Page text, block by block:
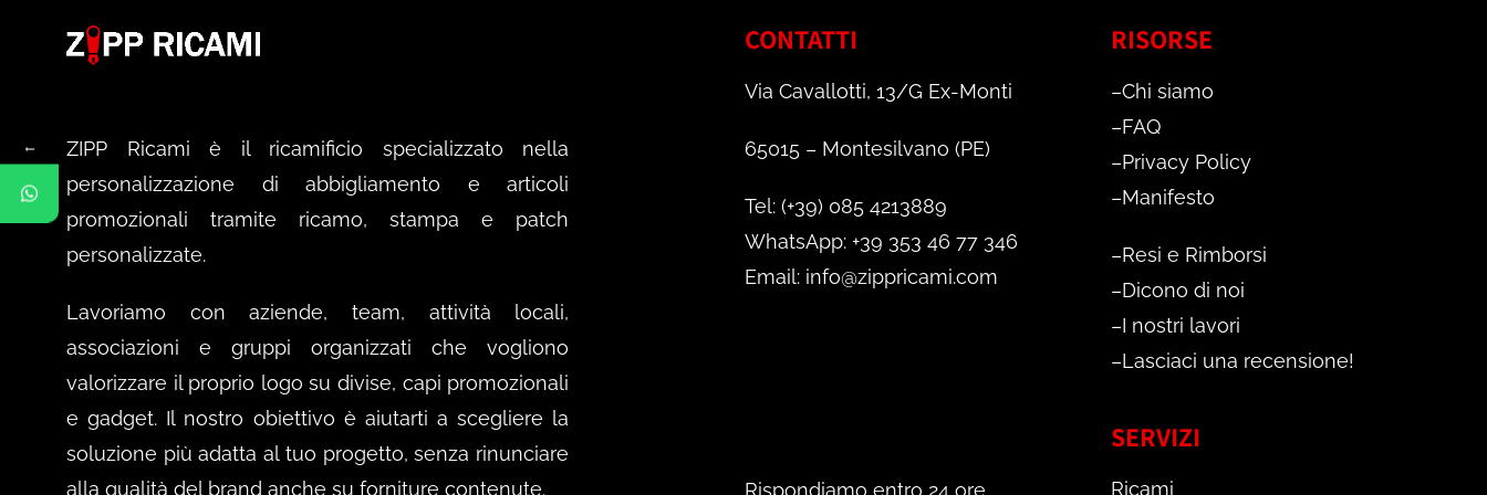
ZIPP Ricami è il ricamificio specializzato nella
personalizzazione di abbigliamento e articoli
promozionali tramite ricamo, stampa e patch
personalizzate.
Lavoriamo con aziende, team, attività locali,
associazioni e gruppi organizzati che vogliono
valorizzare il proprio logo su divise, capi promozionali
e gadget. Il nostro obiettivo è aiutarti a scegliere la
soluzione più adatta al tuo progetto, senza rinunciare
alla qualità del brand anche su forniture contenute.
CONTATTI
Via Cavallotti, 13/G Ex-Monti
65015 – Montesilvano (PE)
Tel: (+39) 085 4213889
WhatsApp: +39 353 46 77 346
Email: info@zippricami.com
RISORSE
–Chi siamo
–FAQ
–Privacy Policy
–Manifesto
–Resi e Rimborsi
–Dicono di noi
–I nostri lavori
–Lasciaci una recensione!
Rispondiamo entro 24 ore.
SERVIZI
Ricami
←